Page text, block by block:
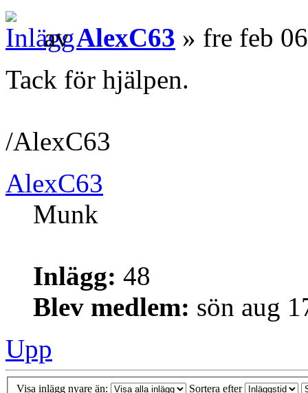
avAlexC63 » fre feb
Tack för hjälpen.
/AlexC63
AlexC63
Munk
Inlägg: 48
Blev medlem: sön aug
Upp
Visa inlägg nyare än: Sortera efter